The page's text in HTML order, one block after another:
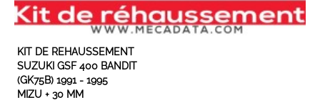
KIT DE REHAUSSEMENT
SUZUKI GSF 400 BANDIT
(GK75B) 1991 - 1995
MIZU + 30 MM